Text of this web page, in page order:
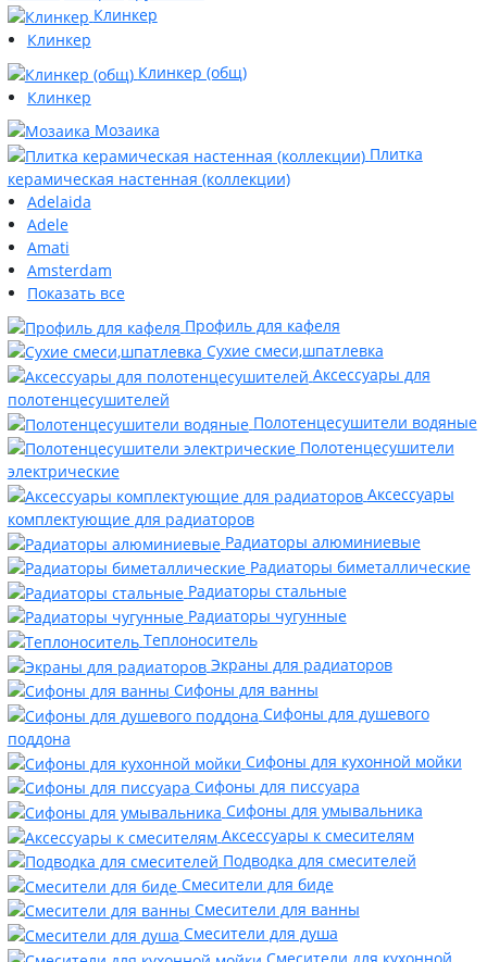
Клинкер
Клинкер
Клинкер (общ)
Клинкер
Мозаика
Плитка
керамическая настенная (коллекции)
Adelaida
Adele
Amati
Amsterdam
Показать все
Профиль для кафеля
Сухие смеси,шпатлевка
Аксессуары для
полотенцесушителей
Полотенцесушители водяные
Полотенцесушители
электрические
Аксессуары
комплектующие для радиаторов
Радиаторы алюминиевые
Радиаторы биметаллические
Радиаторы стальные
Радиаторы чугунные
Теплоноситель
Экраны для радиаторов
Сифоны для ванны
Сифоны для душевого
поддона
Сифоны для кухонной мойки
Сифоны для писсуара
Сифоны для умывальника
Аксессуары к смесителям
Подводка для смесителей
Смесители для биде
Смесители для ванны
Смесители для душа